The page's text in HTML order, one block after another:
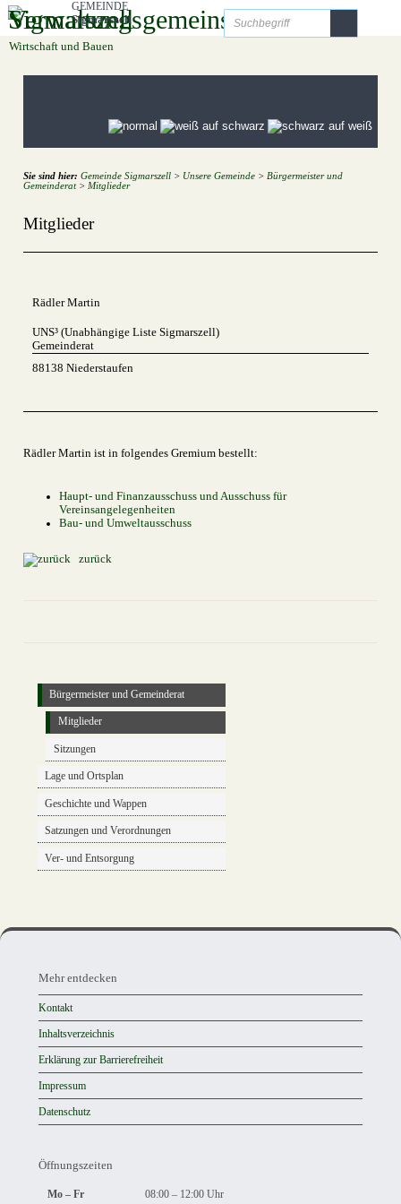
Zum Inhalt zur Navigation
GEMEINDE
Sigmarszell
Startseite Freizeit und Tourismus Unsere Gemeinde
Bildung und Soziales
Wirtschaft und Bauen
Bürgermeister und Gemeinderat
Mitglieder
Sitzungen
Lage und Ortsplan
Geschichte und Wappen
Satzungen und Verordnungen
Ver- und Entsorgung
Sie sind hier: Gemeinde Sigmarszell> Unsere Gemeinde> Bürgermeister und
Gemeinderat> Mitglieder
Mitglieder
Rädler Martin
UNS³ (Unabhängige Liste Sigmarszell)
Gemeinderat
88138 Niederstaufen
Rädler Martin ist in folgendes Gremium bestellt:
Haupt- und Finanzausschuss und Ausschuss für
Vereinsangelegenheiten
Bau- und Umweltausschuss
zurück
entdecken,
Öffnungszeiten
und
Anschrift
und
Kontakt
Mehr entdecken
Kontakt
Inhaltsverzeichnis
Erklärung zur Barrierefreiheit
Impressum
Datenschutz
Öffnungszeiten
Mo – Fr 08:00 – 12:00 Uhr